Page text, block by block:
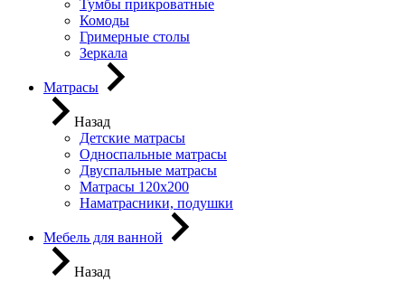
Тумбы прикроватные
Комоды
Гримерные столы
Зеркала
Матрасы
Назад
Детские матрасы
Односпальные матрасы
Двуспальные матрасы
Матрасы 120х200
Наматрасники, подушки
Мебель для ванной
Назад